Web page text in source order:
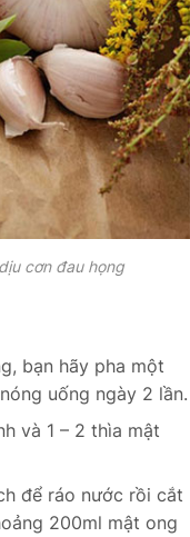
cơn đau họng
bạn hãy pha một
uống ngày 2 lần.
và 1 – 2 thìa mật
để ráo nước rồi cắt
200ml mật ong